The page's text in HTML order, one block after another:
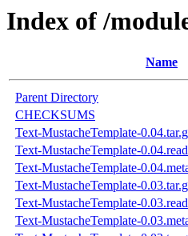
Index of /
Name
Parent Directory
CHECKSUMS
Text-MustacheTemplate-
Text-MustacheTemplate-
Text-MustacheTemplate-
Text-MustacheTemplate-
Text-MustacheTemplate-
Text-MustacheTemplate-